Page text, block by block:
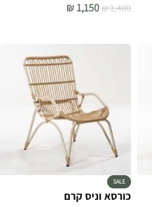
₪1,480
₪ 1,150
SALE
כורסא וניס קרם